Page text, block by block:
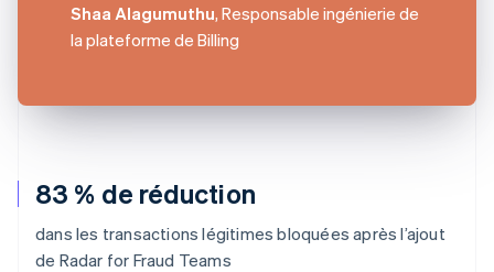
83 % de réduction
dans les transactions légitimes bloquées après l’ajout
de Radar for Fraud Teams
Shaa Alagumuthu, Responsable ingénierie de
la plateforme de Billing